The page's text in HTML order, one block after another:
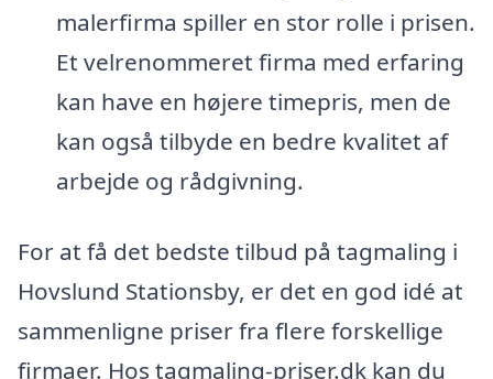
malerfirma spiller en stor rolle i prisen.
Et velrenommeret firma med erfaring
kan have en højere timepris, men de
kan også tilbyde en bedre kvalitet af
arbejde og rådgivning.
For at få det bedste tilbud på tagmaling i
Hovslund Stationsby, er det en god idé at
sammenligne priser fra flere forskellige
firmaer. Hos tagmaling-priser.dk kan du